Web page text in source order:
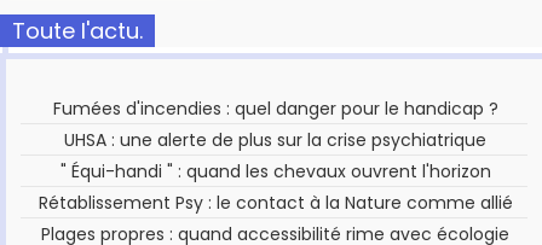
Toute l'actu.
Fumées d'incendies : quel danger pour le handicap ?
UHSA : une alerte de plus sur la crise psychiatrique
" Équi-handi " : quand les chevaux ouvrent l'horizon
Rétablissement Psy : le contact à la Nature comme allié
Plages propres : quand accessibilité rime avec écologie